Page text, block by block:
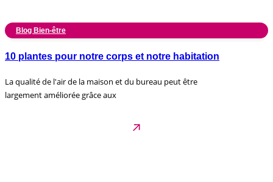
Blog Bien-être
10 plantes pour notre corps et notre habitation
La qualité de l'air de la maison et du bureau peut être
largement améliorée grâce aux